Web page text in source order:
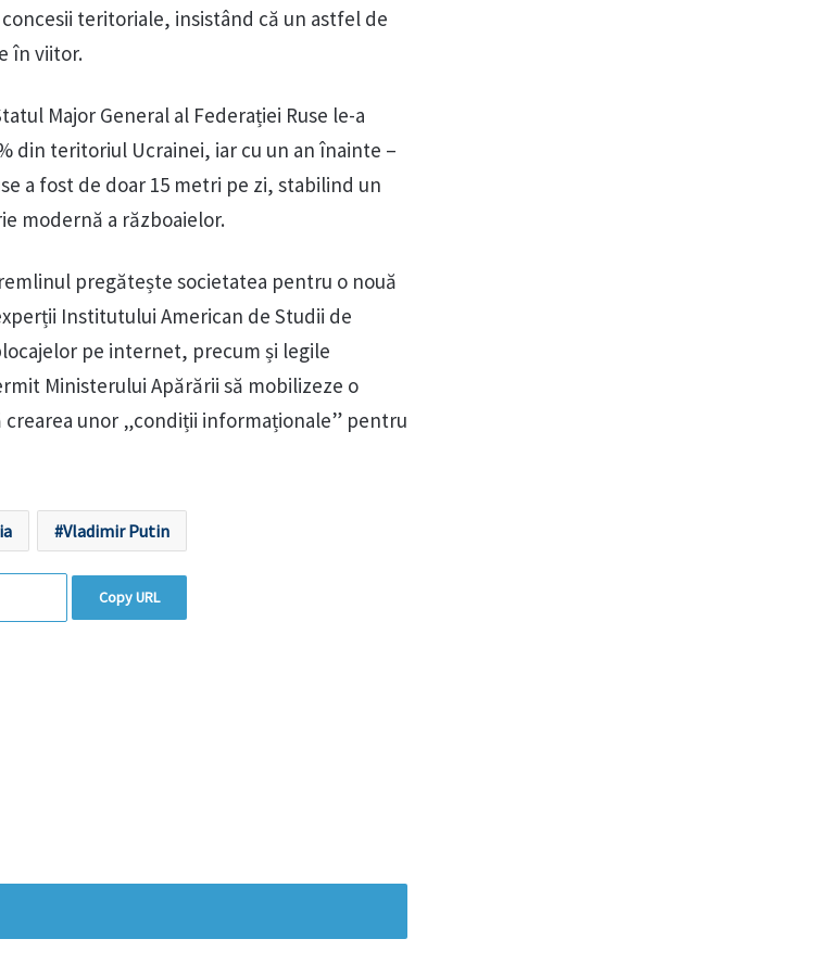
teritoriale, insistând că un astfel de
în viitor.
Major General al Federației Ruse le-a
din teritoriul Ucrainei, iar cu un an înainte –
a fost de doar 15 metri pe zi, stabilind un
modernă a războaielor.
pregătește societatea pentru o nouă
Institutului American de Studii de
pe internet, precum și legile
Ministerului Apărării să mobilizeze o
unor „condiții informaționale” pentru
Vladimir Putin
Copy URL